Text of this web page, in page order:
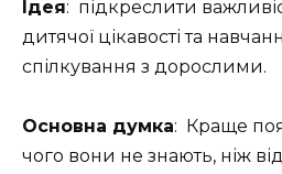
Ідея: підкреслити
дитячої цікавості та
спілкування з дорослими.
Основна думка: Краще
чого вони не знають, ніж